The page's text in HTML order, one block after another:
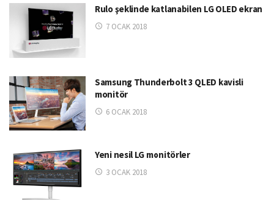
Rulo şeklinde katlanabilen LG OLED ekran
7 OCAK 2018
Samsung Thunderbolt 3 QLED kavisli
monitör
6 OCAK 2018
Yeni nesil LG monitörler
3 OCAK 2018